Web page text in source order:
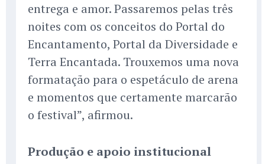
entrega e amor. Passaremos pelas três
noites com os conceitos do Portal do
Encantamento, Portal da Diversidade e
Terra Encantada. Trouxemos uma nova
formatação para o espetáculo de arena
e momentos que certamente marcarão
o festival”, afirmou.
Produção e apoio institucional